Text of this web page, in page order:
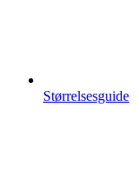
Størrelsesguide